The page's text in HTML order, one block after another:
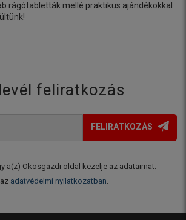
rágótabletták mellé praktikus ajándékokkal
feliratkozás
FELIRATKOZÁS
a(z) Okosgazdi oldal kezelje az adataimat.
adatvédelmi nyilatkozatban.